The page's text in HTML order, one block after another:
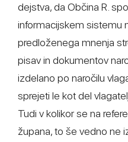
dejstva, da Občina R.
informacijskem sistemu
predloženega mnenja
pisav in dokumentov
izdelano po naročilu
sprejeti le kot del
Tudi v kolikor se na
župana, to še vedno ne